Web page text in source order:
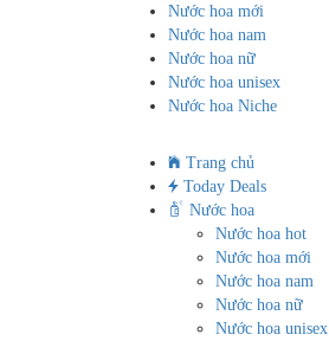
Nước hoa mới
Nước hoa nam
Nước hoa nữ
Nước hoa unisex
Nước hoa Niche
Trang chủ
Today Deals
Nước hoa
Nước hoa hot
Nước hoa mới
Nước hoa nam
Nước hoa nữ
Nước hoa unisex